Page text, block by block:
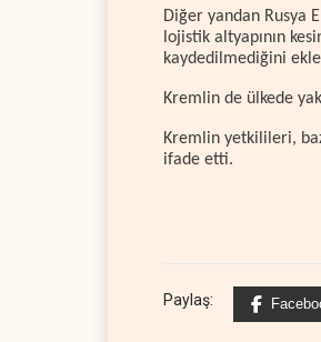
Diğer yandan Rusya
lojistik altyapının
kaydedilmediğini
Kremlin de ülkede
Kremlin yetkilileri,
ifade etti.
Paylaş: